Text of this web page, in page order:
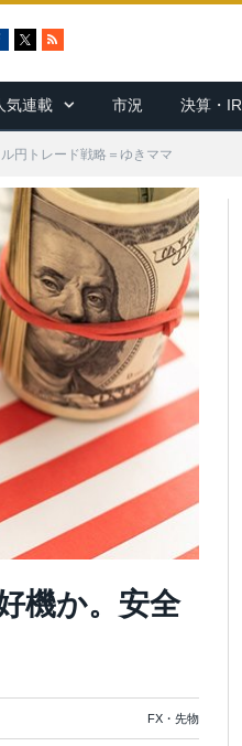
c
e
b
o
R
S
気連載 市況 決算・IR
円トレード戦略＝ゆきママ
機か。安全
FX・先物